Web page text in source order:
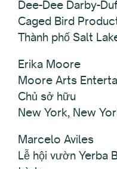
Dee-Dee Darby-
Caged Bird
Thành phố Salt
Erika Moore
Moore Arts
Chủ sở hữu
New York, New
Marcelo Aviles
Lễ hội vườn Yerba